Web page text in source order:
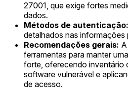
27001, que exige fortes
dados.
Métodos de autenticação:
detalhados nas informações
Recomendações gerais:
ferramentas para manter
forte, oferecendo inventário
software vulnerável e
de acesso.